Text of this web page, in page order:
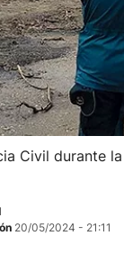
Civil durante
20/05/2024 - 21:11